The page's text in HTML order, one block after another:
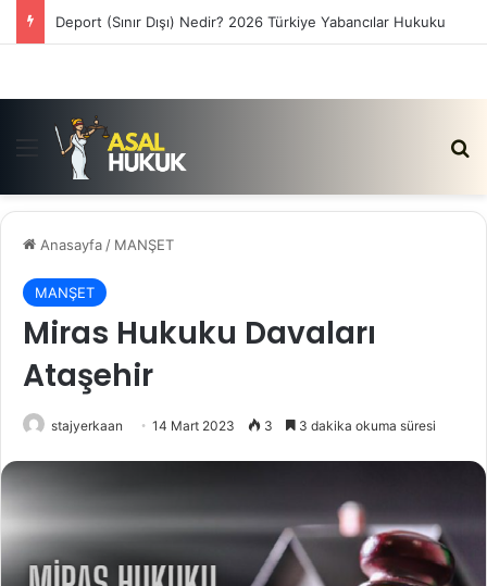
Deport (Sınır Dışı) Nedir? 2026 Türkiye Yabancılar Hukuku
Menü
Anasayfa / MANŞET
MANŞET
Miras Hukuku Davaları
Ataşehir
stajyerkaan 14 Mart 2023 3 3 dakika okuma süresi